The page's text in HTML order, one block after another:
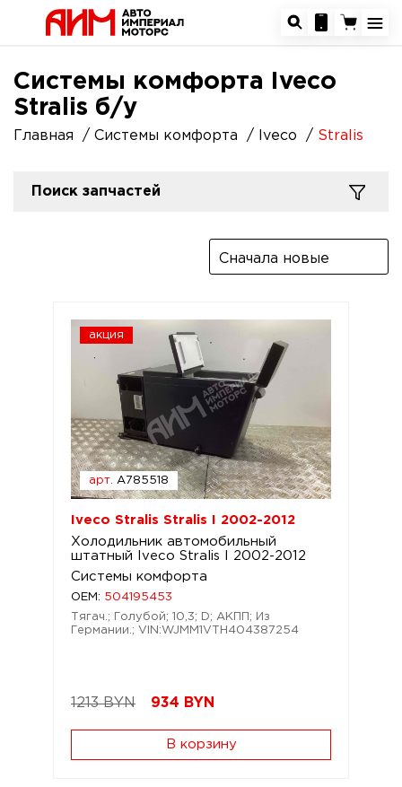
Системы комфорта Iveco
Stralis б/у
Главная Системы комфорта Iveco Stralis
Поиск запчастей
Сначала новые
акция
арт. A785518
Iveco Stralis Stralis I 2002-2012
Холодильник автомобильный
штатный Iveco Stralis I 2002-2012
Системы комфорта
OEM: 504195453
Тягач.; Голубой; 10,3; D; АКПП; Из
Германии.; VIN:WJMM1VTH404387254
1213 BYN 934 BYN
В корзину